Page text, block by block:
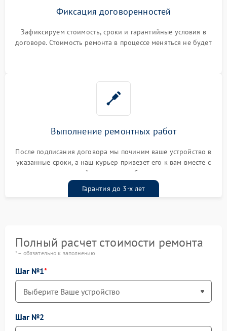
Фиксация договоренностей
Зафиксируем стоимость, сроки и гарантийные условия в
договоре. Стоимость ремонта в процессе меняться не будет
Выполнение ремонтных работ
После подписания договора мы починим ваше устройство в
указанные сроки, а наш курьер привезет его к вам вместе с
гарантийным талоном бесплатно
Гарантия до 3-х лет
Полный расчет стоимости ремонта
* – обязательно к заполнению
Шаг №1
Шаг №2